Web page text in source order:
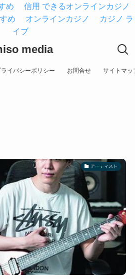
め
信用 できるオンラインカジノ
め
オンラインカジノ
カジノ ラ
イブ
media
ライバシーポリシー お問合せ サイトマッ
アーティスト